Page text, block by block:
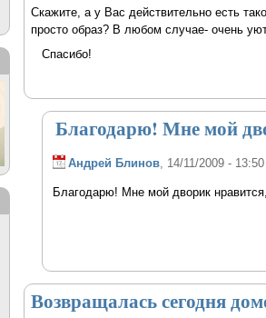
Скажите, а у Вас действительно есть
просто образ? В любом случае- очень
Спасибо!
Благодарю! Мне мой
Андрей Блинов, 14/11/2009 - 13:50
Благодарю! Мне мой дворик
Возвращалась сегодня